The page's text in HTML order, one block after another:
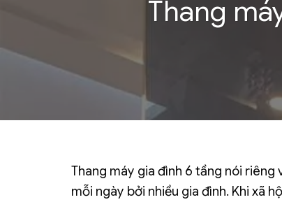
Thang
Thang máy gia đình 6 tầng nói
mỗi ngày bởi nhiều gia đình. Khi xã